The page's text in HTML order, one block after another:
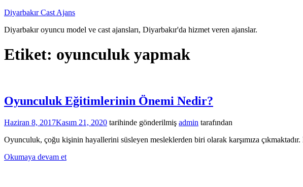
İçeriğe
Diyarbakır Cast Ajans
Diyarbakır oyuncu model ve cast ajansları, Diyarbakır'da hizmet veren ajanslar.
Etiket: oyunculuk yapmak
Oyunculuk Eğitimlerinin Önemi Nedir?
Haziran 8, 2017Kasım 21, 2020 tarihinde gönderilmiş admin tarafından
Oyunculuk, çoğu kişinin hayallerini süsleyen mesleklerden biri olarak karşımıza çıkmaktadır.
Okumaya devam et